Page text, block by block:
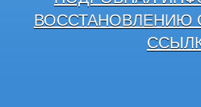
ВОССТАНОВЛЕНИЮ